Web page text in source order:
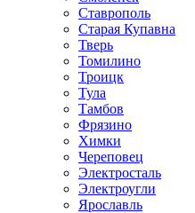
Ставрополь
Старая Купавна
Тверь
Томилино
Троицк
Тула
Тамбов
Фрязино
Химки
Череповец
Электросталь
Электроугли
Ярославль